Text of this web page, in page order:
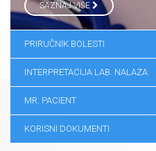
SAZNAJ VIŠE
PRIRUČNIK BOLESTI
INTERPRETACIJA LAB. NALAZA
MR. PACIENT
KORISNI DOKUMENTI